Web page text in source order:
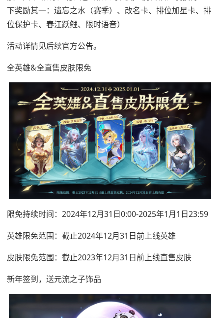
下奖励其一：遗忘之水（赛季）、改名卡、排位加星卡、排
位保护卡、春江跃鲤、限时语音）
活动详情见后续官方公告。
全英雄&全直售皮肤限免
限免持续时间：2024年12月31日0:00-2025年1月1日23:59
英雄限免范围：截止2024年12月31日前上线英雄
皮肤限免范围：截止2023年12月31日前上线直售皮肤
新年签到，送元流之子饰品